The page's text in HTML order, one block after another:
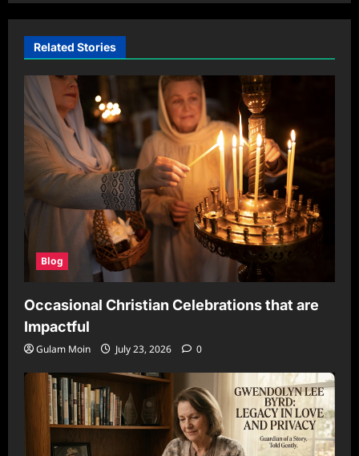
Related Stories
Blog
Occasional Christian Celebrations that are
Impactful
Gulam Moin July 23, 2026 0